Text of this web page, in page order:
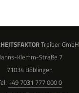
Treiber GmbH
Klemm-Straße 7
71034 Böblingen
+49 7031 777 000 0